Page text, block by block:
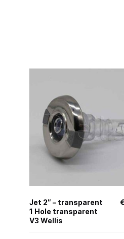
Jet 2″ – transparent
1 Hole transparent
V3 Wellis
€